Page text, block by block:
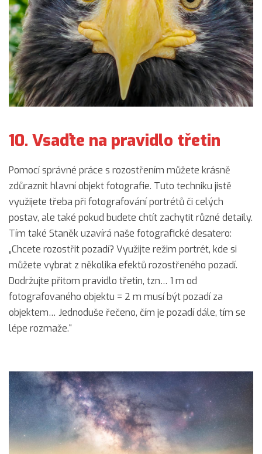
10. Vsaďte na pravidlo třetin
Pomocí správné práce s rozostřením můžete krásně
zdůraznit hlavní objekt fotografie. Tuto techniku jistě
využijete třeba při fotografování portrétů či celých
postav, ale také pokud budete chtít zachytit různé detaily.
Tím také Staněk uzavírá naše fotografické desatero:
„Chcete rozostřit pozadí? Využijte režim portrét, kde si
můžete vybrat z několika efektů rozostřeného pozadí.
Dodržujte přitom pravidlo třetin, tzn… 1 m od
fotografovaného objektu = 2 m musí být pozadí za
objektem… Jednoduše řečeno, čím je pozadí dále, tím se
lépe rozmaže.“